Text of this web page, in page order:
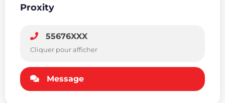
Proxity
55676XXX
Cliquer pour afficher
Message